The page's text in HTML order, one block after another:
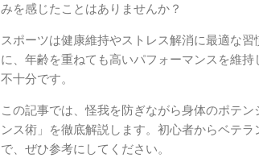
みを感じたことはありませんか？
スポーツは健康維持やストレス解消に最適な
に、年齢を重ねても高いパフォーマンスを維
不十分です。
この記事では、怪我を防ぎながら身体のポテ
ンス術」を徹底解説します。初心者からベテ
で、ぜひ参考にしてください。